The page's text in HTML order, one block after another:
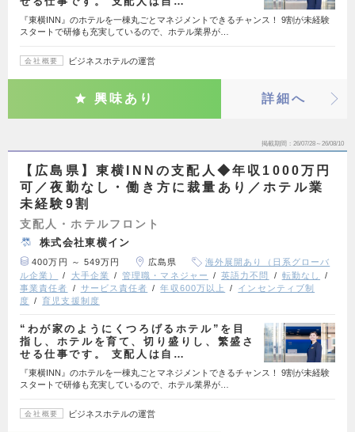
『東横INN』のホテルを一棟丸ごとマネジメントできるチャンス！ 9割が未経験
スタートで研修も充実しているので、ホテル業界が…
会社概要 ビジネスホテルの運営
興味あり 詳細へ
掲載期間 26/07/28～26/08/10
【広島県】東横INNの支配人◆年収1000万円
可／夜勤なし・働き方に裁量あり／ホテル業
未経験9割
支配人・ホテルフロント
株式会社東横イン
400万円 ～ 549万円 広島県
海外展開あり（日系グローバ
ル企業）
大手企業 管理職・マネジャー 英語力不問
転勤なし
事業責任者
サービス責任者 年収600万以上
インセンティブ制
度
育児支援制度
“わが家のようにくつろげるホテル”を目
指し、ホテルを育て、切り盛りし、繁盛さ
せる仕事です。 支配人は自…
『東横INN』のホテルを一棟丸ごとマネジメントできるチャンス！ 9割が未経験
スタートで研修も充実しているので、ホテル業界が…
会社概要 ビジネスホテルの運営